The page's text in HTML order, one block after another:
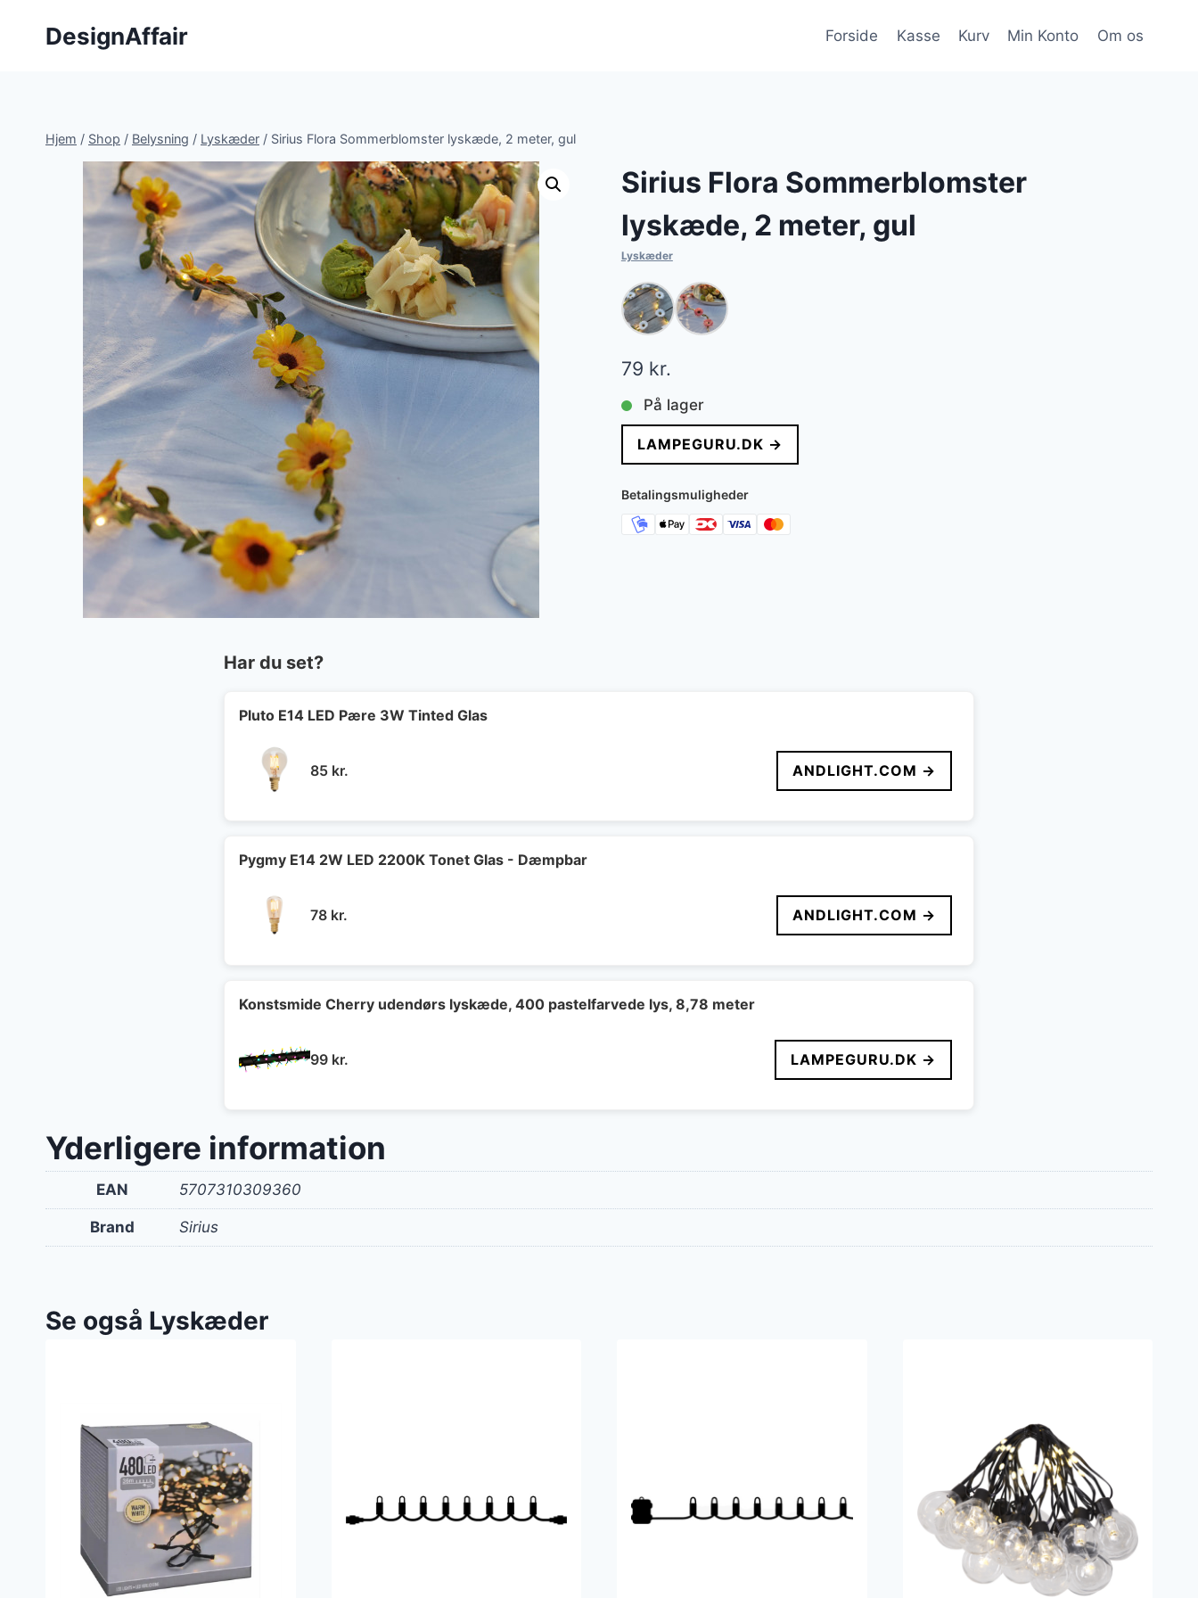
DesignAffair Forside Kasse Kurv Min Konto Om os
Hjem / Shop / Belysning / Lyskæder / Sirius Flora Sommerblomster lyskæde, 2 meter, gul
Sirius Flora Sommerblomster
lyskæde, 2 meter, gul
Lyskæder
79 kr.
På lager
LAMPEGURU.DK →
Betalingsmuligheder
Har du set?
Pluto E14 LED Pære 3W Tinted Glas
85 kr. ANDLIGHT.COM →
Pygmy E14 2W LED 2200K Tonet Glas - Dæmpbar
78 kr. ANDLIGHT.COM →
Konstsmide Cherry udendørs lyskæde, 400 pastelfarvede lys, 8,78 meter
99 kr. LAMPEGURU.DK →
Yderligere information
EAN 5707310309360
Brand Sirius
Se også Lyskæder